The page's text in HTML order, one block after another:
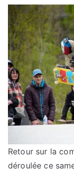
Retour sur la
déroulée ce